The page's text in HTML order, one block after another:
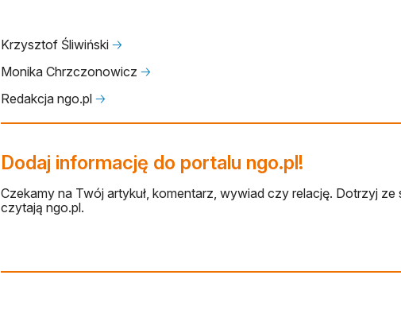
Krzysztof Śliwiński 🡢
Monika Chrzczonowicz 🡢
Redakcja ngo.pl 🡢
Dodaj informację do portalu ngo.pl!
Czekamy na Twój artykuł, komentarz, wywiad czy relację. Dotrzyj
czytają ngo.pl.